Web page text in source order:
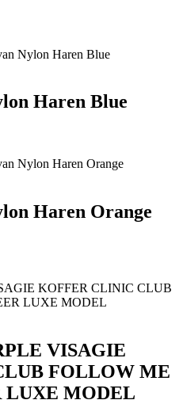
Haren Blue
Haren Orange
VISAGIE
FOLLOW ME
LUXE MODEL